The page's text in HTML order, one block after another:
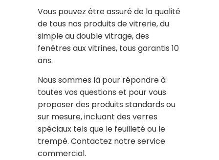
Vous pouvez être assuré de la qualité
de tous nos produits de vitrerie, du
simple au double vitrage, des
fenêtres aux vitrines, tous garantis 10
ans.
Nous sommes là pour répondre à
toutes vos questions et pour vous
proposer des produits standards ou
sur mesure, incluant des verres
spéciaux tels que le feuilleté ou le
trempé. Contactez notre service
commercial.